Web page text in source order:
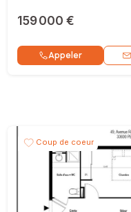
159 000 €
Appeler
Coup de coeur